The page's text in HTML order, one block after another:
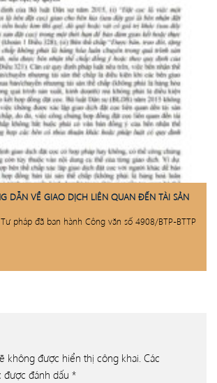
DẪN VỀ GIAO DỊCH LIÊN QUAN ĐẾN TÀI SẢN
pháp đã ban hành Công văn số 4908/BTP-BTTP
không được hiển thị công khai. Các
đánh dấu *